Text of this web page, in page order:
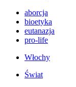
aborcja
bioetyka
eutanazja
pro-life
Włochy
Świat